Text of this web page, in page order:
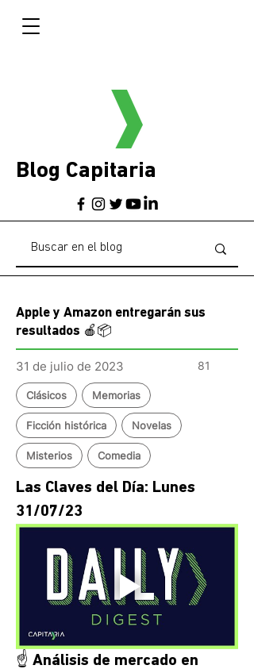
Blog Capitaria
Apple y Amazon entregarán sus
resultados 🍎📦
31 de julio de 2023 81
Clásicos Memorias
Ficción histórica Novelas
Misterios Comedia
Las Claves del Día: Lunes
31/07/23
☝️ Análisis de mercado en